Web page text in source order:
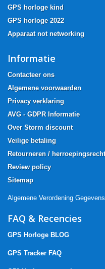
GPS horloge kind
GPS horloge 2022
Apparaat not networking
Informatie
Contacteer ons
Algemene voorwaarden
Privacy verklaring
AVG - GDPR Informatie
Over Storm discount
Veilige betaling
Retourneren /
Review policy
Sitemap
Algemene Verordening
FAQ & Recencies
GPS Horloge BLOG
GPS Tracker FAQ